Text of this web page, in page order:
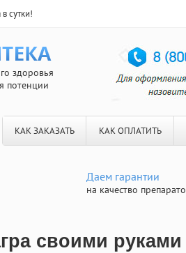
сутки!
здоровья
потенции
КАК ЗАКАЗАТЬ КАК ОПЛАТИТЬ
Даем гарантии
на качество
своими руками